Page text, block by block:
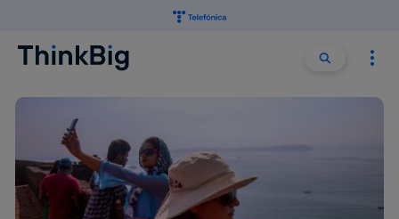
Buscar